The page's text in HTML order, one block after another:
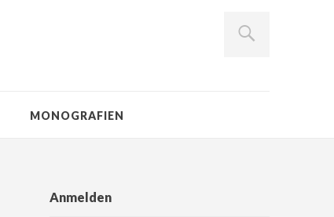
MONOGRAFIEN
Anmelden